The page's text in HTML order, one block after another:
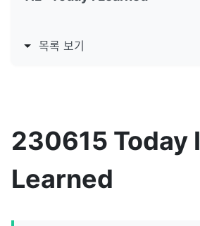
목록 보기
230615 Today I
Learned